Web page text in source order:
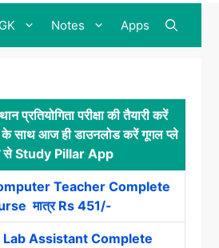
Notes Apps
प्रतियोगिता परीक्षा की तैयारी करें
साथ आज ही डाउनलोड करें गूगल प्ले
से Study Pillar App
Teacher Complete
मात्र Rs 451/-
Lab Assistant Complete